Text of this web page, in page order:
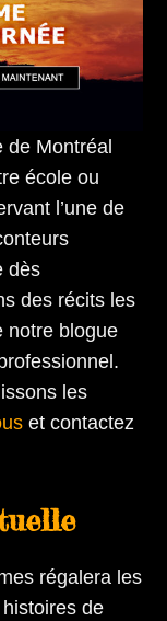
de Montréal
école ou
l’une de
dès
des récits les
notre blogue
les
et contactez
régalera les
de